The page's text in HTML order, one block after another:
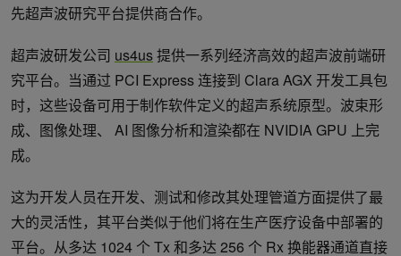
先超声波研究平台提供商合作。
超声波研发公司 us4us提供一系列经济高效的超声波前端研
究平台。当通过 PCI Express 连接到 Clara AGX 开发工具包
时，这些设备可用于制作软件定义的超声系统原型。波束形
成、图像处理、 AI 图像分析和渲染都在 NVIDIA GPU 上完
成。
这为开发人员在开发、测试和修改其处理管道方面提供了最
大的灵活性，其平台类似于他们将在生产医疗设备中部署的
平台。从多达 1024 个 Tx 和多达 256 个 Rx 换能器通道直接